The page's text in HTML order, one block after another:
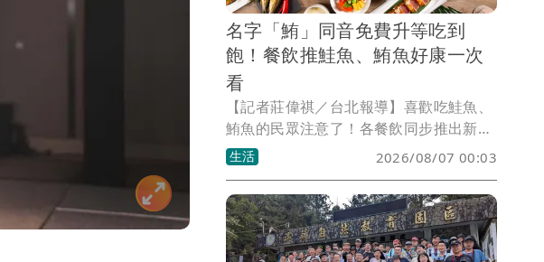
名字「鮪」同音免費升等吃到
飽！餐飲推鮭魚、鮪魚好康一次
看
【記者莊偉祺／台北報導】喜歡吃鮭魚、
鮪魚的民眾注意了！各餐飲同步推出新活
動，飯店推名字有「鮪」同音可免費升等
主餐，還有5大餐區吃到飽；連鎖壽司推
「鮭魚季」9道新品，更可拿優惠碼彩
蛋。
生活 2026/08/07 00:03